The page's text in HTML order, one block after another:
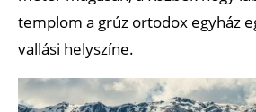
templom a grúz ortodox egyház
vallási helyszíne.